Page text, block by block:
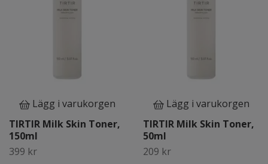
Lägg i varukorgen
TIRTIR Milk Skin Toner,
150ml
399 kr
Lägg i varukorgen
TIRTIR Milk Skin Toner,
50ml
209 kr